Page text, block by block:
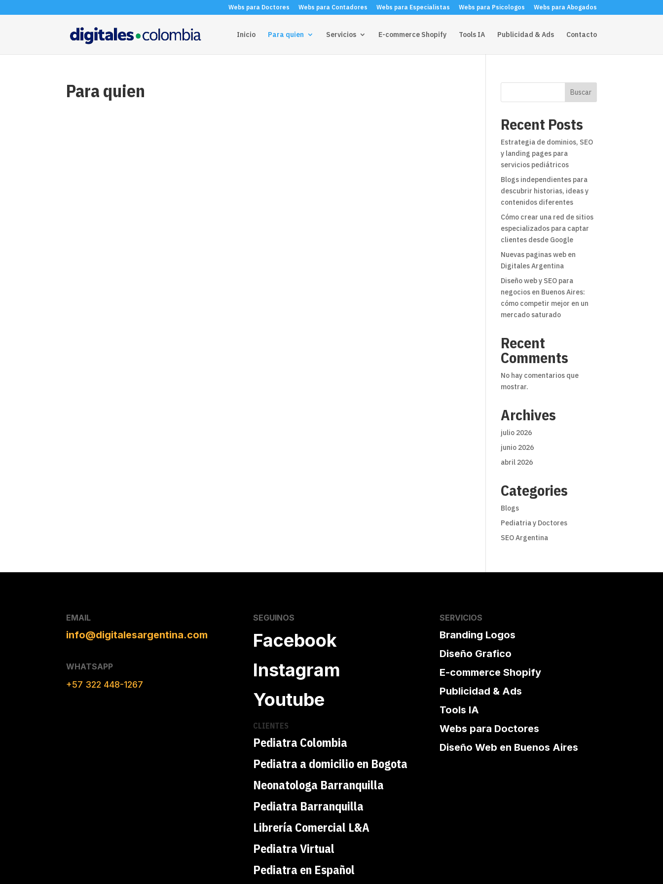
Webs para Doctores Webs para Contadores Webs para Especialistas Webs para Psicologos Webs para Abogados
Inicio Para quien Servicios E-commerce Shopify Tools IA Publicidad & Ads Contacto
Para quien Buscar
Recent Posts
Estrategia de dominios, SEO
y landing pages para
servicios pediátricos
Blogs independientes para
descubrir historias, ideas y
contenidos diferentes
Cómo crear una red de sitios
especializados para captar
clientes desde Google
Nuevas paginas web en
Digitales Argentina
Diseño web y SEO para
negocios en Buenos Aires:
cómo competir mejor en un
mercado saturado
Recent
Comments
No hay comentarios que
mostrar.
Archives
julio 2026
junio 2026
abril 2026
Categories
Blogs
Pediatria y Doctores
SEO Argentina
EMAIL
info@digitalesargentina.com
WHATSAPP
+57 322 448-1267
SEGUINOS
Facebook
Instagram
Youtube
CLIENTES
Pediatra Colombia
Pediatra a domicilio en Bogota
Neonatologa Barranquilla
Pediatra Barranquilla
Librería Comercial L&A
Pediatra Virtual
Pediatra en Español
SERVICIOS
Branding Logos
Diseño Grafico
E-commerce Shopify
Publicidad & Ads
Tools IA
Webs para Doctores
Diseño Web en Buenos Aires